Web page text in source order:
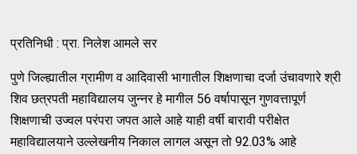
प्रतिनिधी : प्रा. निलेश आमले सर
पुणे जिल्ह्यातील ग्रामीण व आदिवासी भागातील शिक्षणाचा दर्जा उंचावणारे श्री
शिव छत्रपती महाविद्यालय जुन्नर हे मागील 56 वर्षापासून गुणवत्तापूर्ण
शिक्षणाची उज्वल परंपरा जपत आले आहे याही वर्षी बारावी परीक्षेत
महाविद्यालयाने उल्लेखनीय निकाल लागल असून तो 92.03% आहे